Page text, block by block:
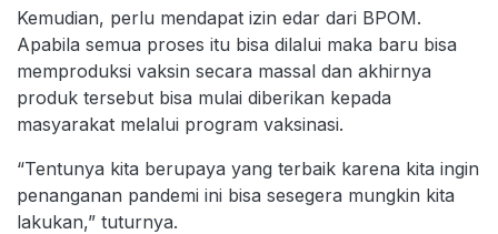
Kemudian, perlu mendapat izin edar dari BPOM.
Apabila semua proses itu bisa dilalui maka baru bisa
memproduksi vaksin secara massal dan akhirnya
produk tersebut bisa mulai diberikan kepada
masyarakat melalui program vaksinasi.
“Tentunya kita berupaya yang terbaik karena kita ingin
penanganan pandemi ini bisa sesegera mungkin kita
lakukan,” tuturnya.